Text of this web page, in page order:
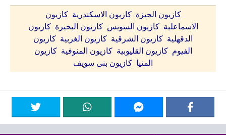
كازيون الجيزة كازيون الاسكندرية كازيون
الاسماعلية كازيون السويس كازيون البحيرة كازيون
الدقهلية كازيون الشرقية كازيون الغربية كازيون
الفيوم كازيون القليوبية كازيون المنوفية كازيون
المنيا كازيون بنى سويف